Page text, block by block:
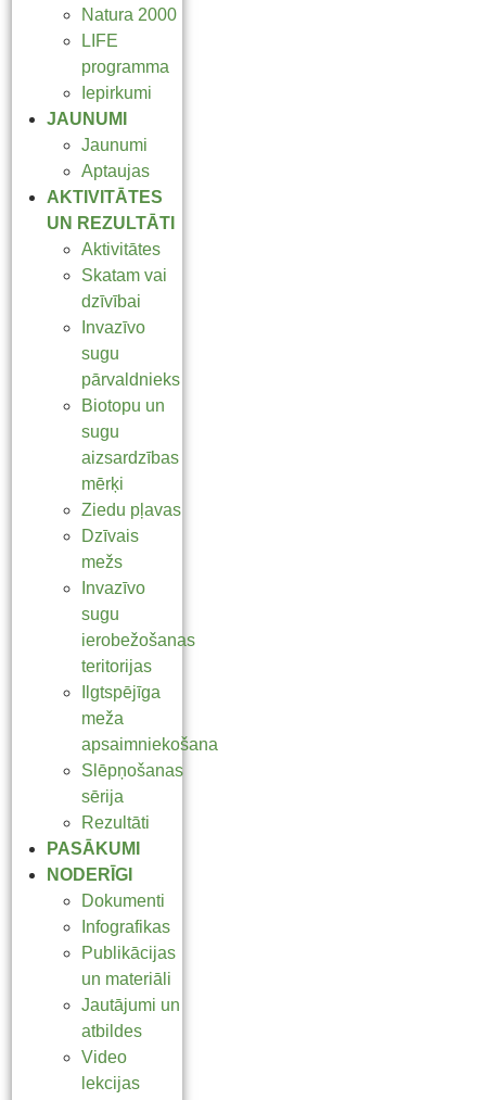
Natura 2000
LIFE
programma
Iepirkumi
JAUNUMI
Jaunumi
Aptaujas
AKTIVITĀTES
UN REZULTĀTI
Aktivitātes
Skatam vai
dzīvībai
Invazīvo
sugu
pārvaldnieks
Biotopu un
sugu
aizsardzības
mērķi
Ziedu pļavas
Dzīvais
mežs
Invazīvo
sugu
ierobežošanas
teritorijas
Ilgtspējīga
meža
apsaimniekošana
Slēpņošanas
sērija
Rezultāti
PASĀKUMI
NODERĪGI
Dokumenti
Infografikas
Publikācijas
un materiāli
Jautājumi un
atbildes
Video
lekcijas